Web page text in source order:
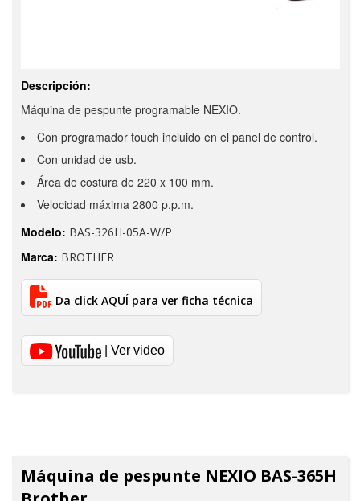
Descripción:
Máquina de pespunte programable NEXIO.
Con programador touch incluido en el panel de control.
Con unidad de usb.
Área de costura de 220 x 100 mm.
Velocidad máxima 2800 p.p.m.
Modelo: BAS-326H-05A-W/P
Marca: BROTHER
Da click AQUÍ para ver ficha técnica
| Ver video
Máquina de pespunte NEXIO BAS-365H